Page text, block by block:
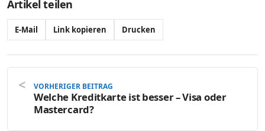
Artikel teilen
E-Mail Link kopieren Drucken
VORHERIGER BEITRAG
Welche Kreditkarte ist besser – Visa oder
Mastercard?